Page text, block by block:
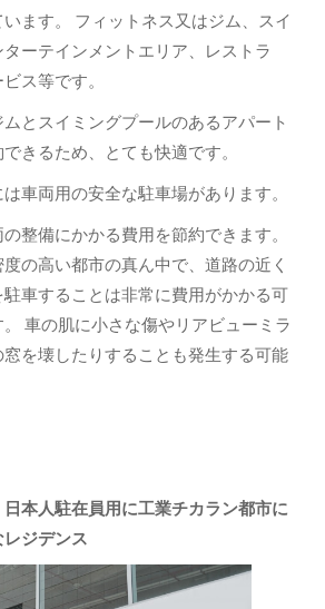
ます。 フィットネス又はジム、スイ
ーテインメントエリア、レストラ
ス等です。
とスイミングプールのあるアパート
きるため、とても快適です。
車両用の安全な駐車場があります。
整備にかかる費用を節約できます。
の高い都市の真ん中で、道路の近く
車することは非常に費用がかかる可
車の肌に小さな傷やリアビューミラ
を壊したりすることも発生する可能
日本人駐在員用に工業チカラン都市に
ジデンス